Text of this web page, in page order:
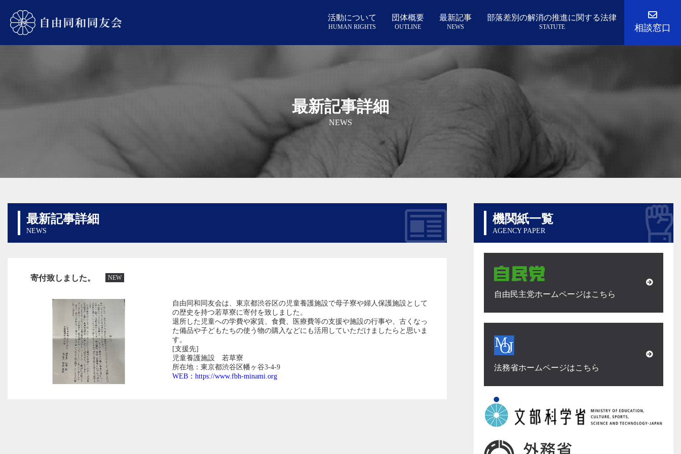
活動について
HUMAN RIGHTS
団体概要
OUTLINE
最新記事
NEWS
部落差別の解消の推進に関する法律
STATUTE 相談窓口
最新記事詳細
NEWS
最新記事詳細
NEWS
寄付致しました。 NEW
自由同和同友会は、東京都渋谷区の児童養護施設で母子寮や婦人保護施設として
の歴史を持つ若草寮に寄付を致しました。
退所した児童への学費や家賃、食費、医療費等の支援や施設の行事や、古くなっ
た備品や子どもたちの使う物の購入などにも活用していただけましたらと思いま
す。
[支援先]
児童養護施設 若草寮
所在地：東京都渋谷区幡ヶ谷3-4-9
WEB：https://www.fbh-minami.org
機関紙一覧
AGENCY PAPER
自由民主党ホームページはこちら
法務省ホームページはこちら